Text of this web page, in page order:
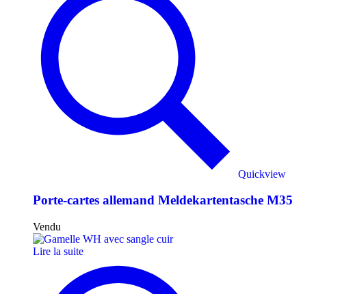
Quickview
Porte-cartes allemand Meldekartentasche M35
Vendu
Lire la suite